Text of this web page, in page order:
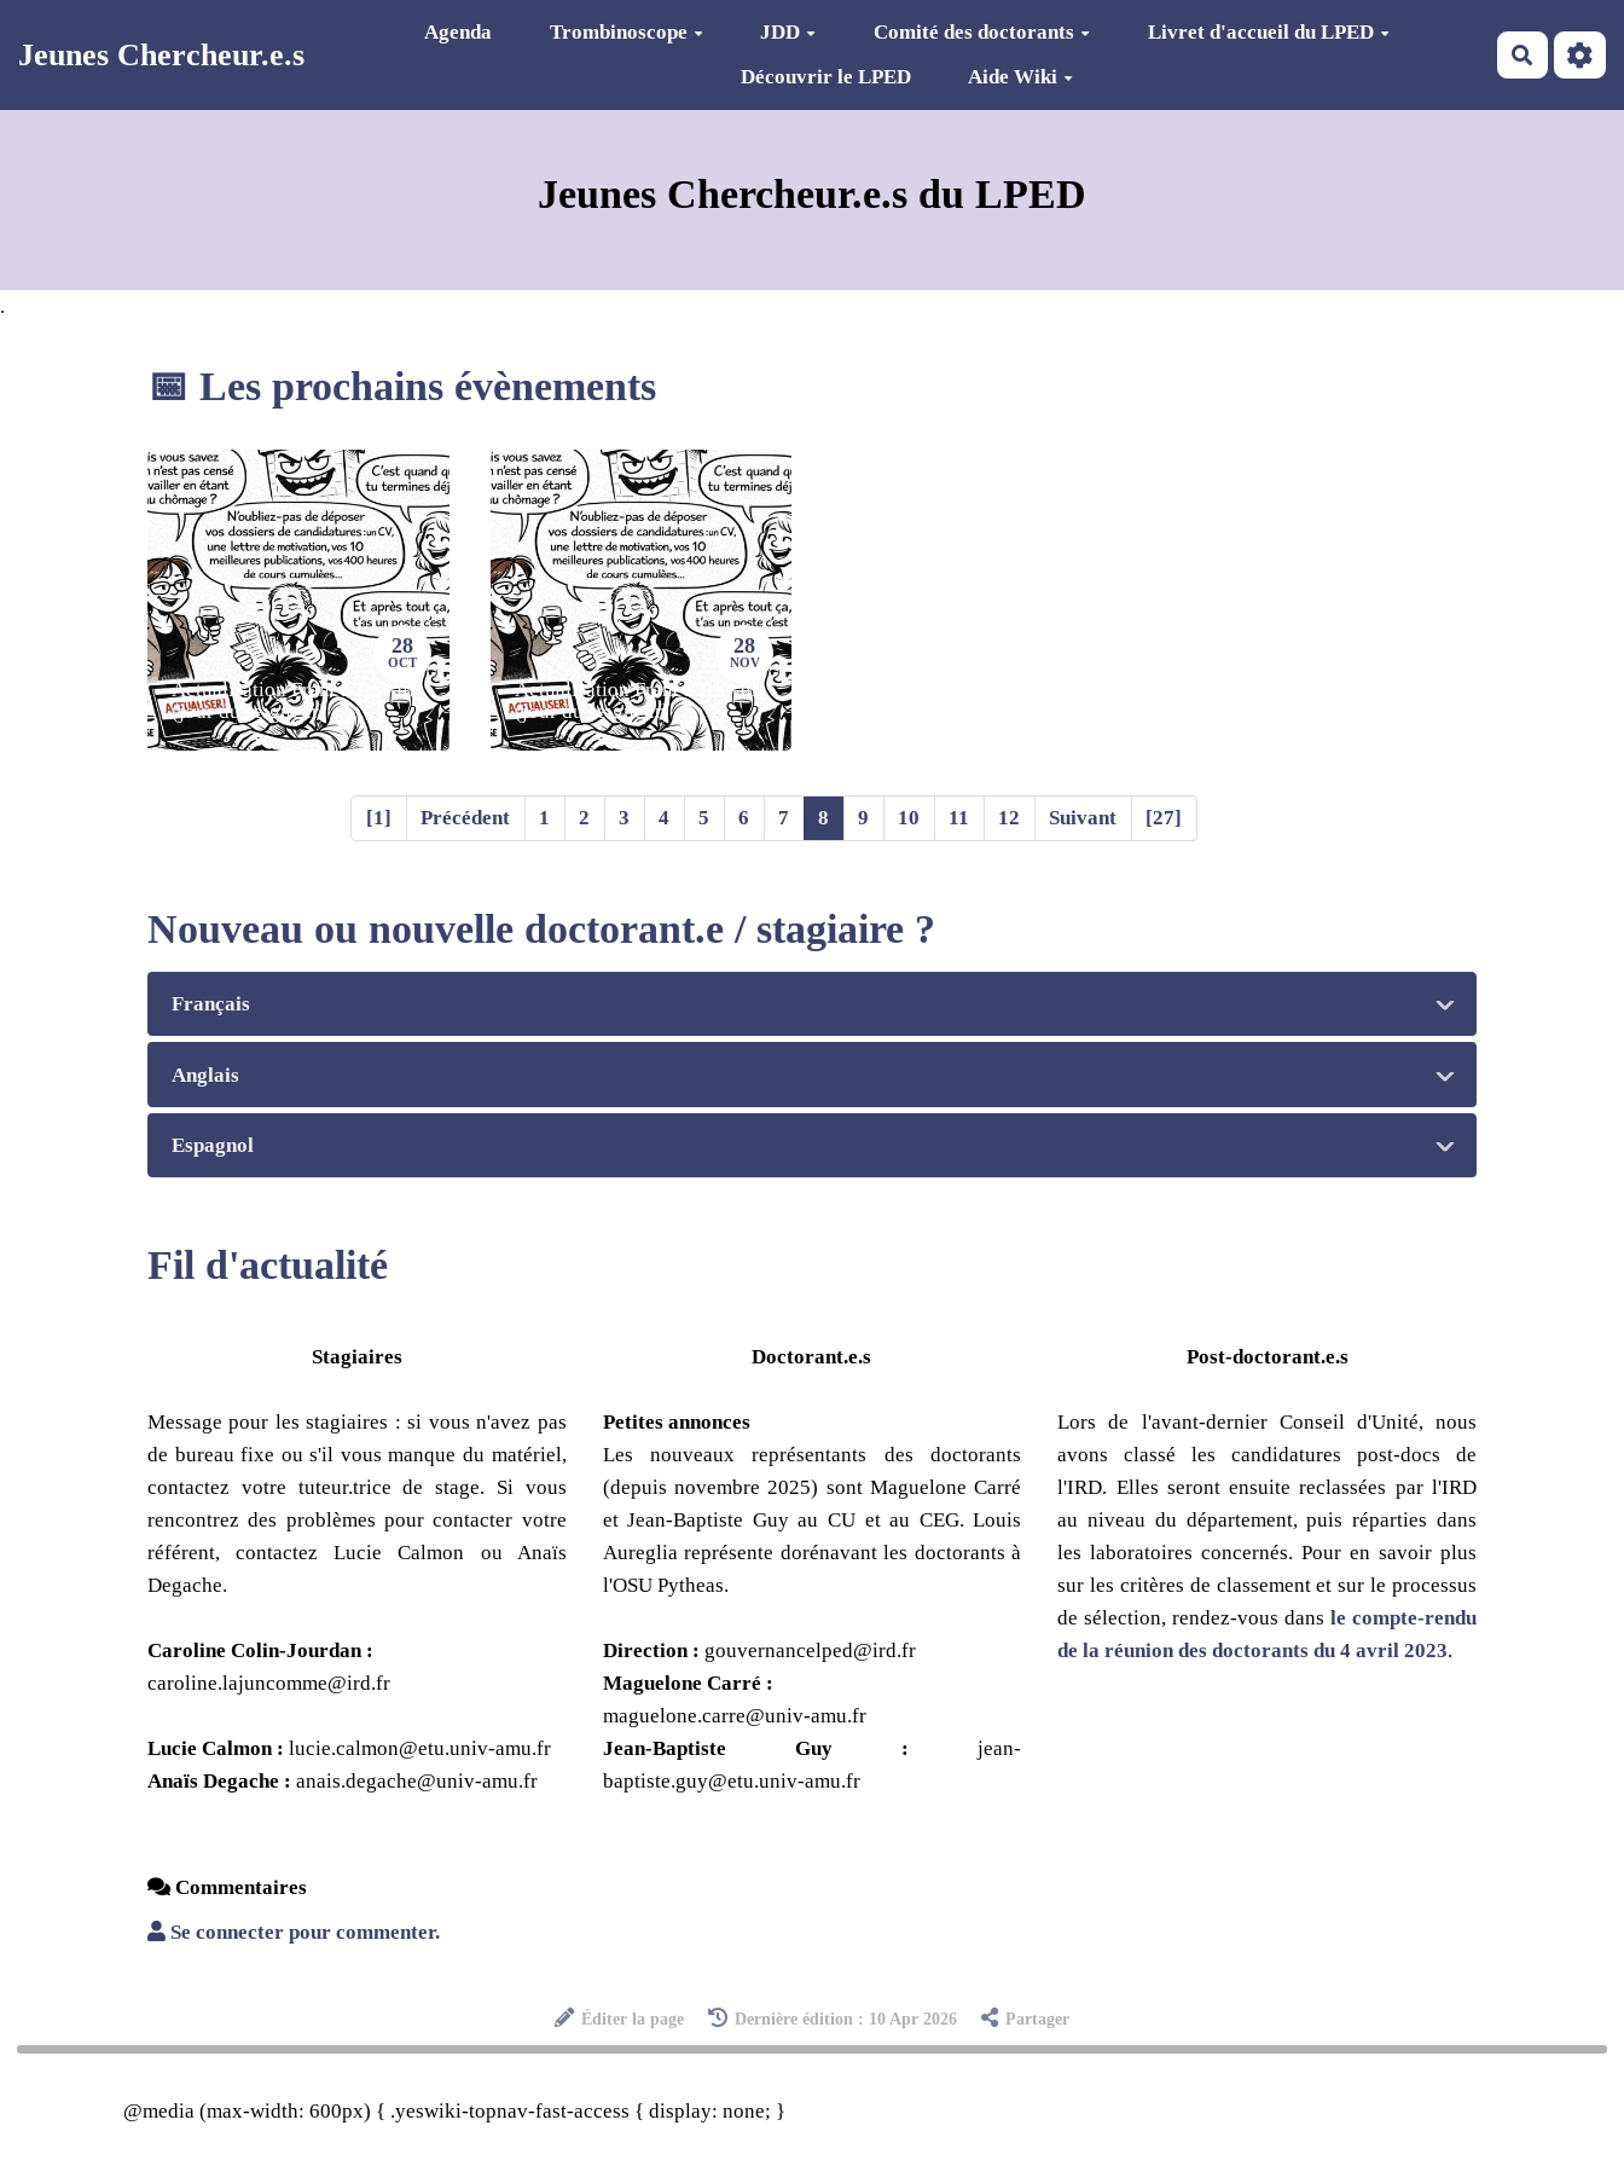
Jeunes Chercheur.e.s
Agenda Trombinoscope JDD Comité des doctorants
Livret d'accueil du LPED
Découvrir le LPED
Aide Wiki
Jeunes Chercheur.e.s du LPED
.
📅 Les prochains évènements
28
OCT
Actualisation France Travail
(jour du seigneur)
28
NOV
Actualisation France Travail
(jour du seigneur)
[1] Précédent 1 2 3 4 5 6 7 8 9 10 11 12 Suivant [27]
Nouveau ou nouvelle doctorant.e / stagiaire ?
Français
Anglais
Espagnol
Fil d'actualité
Stagiaires
Message pour les stagiaires : si vous n'avez pas
de bureau fixe ou s'il vous manque du matériel,
contactez votre tuteur.trice de stage. Si vous
rencontrez des problèmes pour contacter votre
référent, contactez Lucie Calmon ou Anaïs
Degache.
Caroline Colin-Jourdan :
caroline.lajuncomme@ird.fr
Lucie Calmon : lucie.calmon@etu.univ-amu.fr
Anaïs Degache : anais.degache@univ-amu.fr
Doctorant.e.s
Petites annonces
Les nouveaux représentants des doctorants
(depuis novembre 2025) sont Maguelone Carré
et Jean-Baptiste Guy au CU et au CEG. Louis
Aureglia représente dorénavant les doctorants à
l'OSU Pytheas.
Direction : gouvernancelped@ird.fr
Maguelone Carré :
maguelone.carre@univ-amu.fr
Jean-Baptiste Guy : jean-
baptiste.guy@etu.univ-amu.fr
Post-doctorant.e.s
Lors de l'avant-dernier Conseil d'Unité, nous
avons classé les candidatures post-docs de
l'IRD. Elles seront ensuite reclassées par l'IRD
au niveau du département, puis réparties dans
les laboratoires concernés. Pour en savoir plus
sur les critères de classement et sur le processus
de sélection, rendez-vous dansle compte-rendu
de la réunion des doctorants du 4 avril 2023.
Commentaires
Se connecter pour commenter.
Éditer la page Dernière édition : 10 Apr 2026 Partager
@media (max-width: 600px) { .yeswiki-topnav-fast-access { display: none; }